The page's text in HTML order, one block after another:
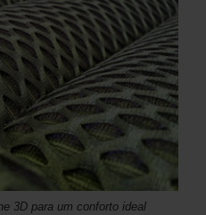
3D para um conforto ideal